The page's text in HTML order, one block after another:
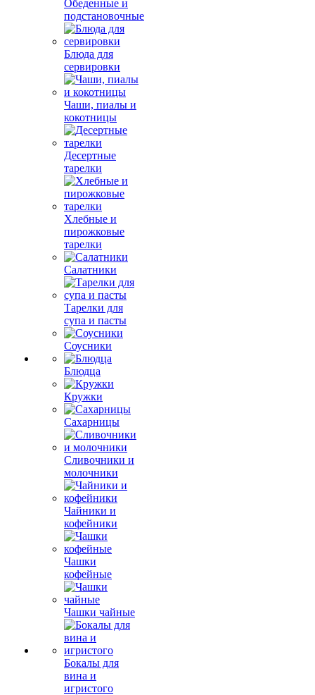
Обеденные и
подстановочные
Блюда для
сервировки
Чаши, пиалы и
кокотницы
Десертные
тарелки
Хлебные и
пирожковые
тарелки
Салатники
Тарелки для
супа и пасты
Соусники
Блюдца
Кружки
Сахарницы
Сливочники и
молочники
Чайники и
кофейники
Чашки
кофейные
Чашки чайные
Бокалы для
вина и
игристого